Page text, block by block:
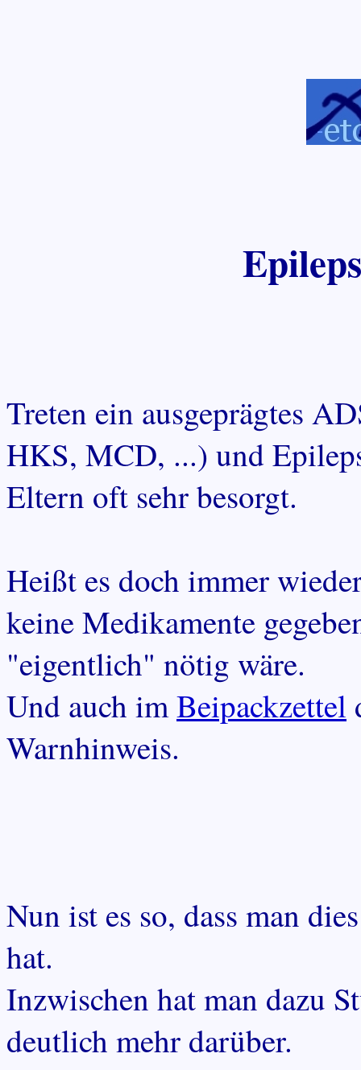
Treten ein ausgeprägtes
HKS, MCD, ...) und
Eltern oft sehr besorgt.
Heißt es doch immer
keine Medikamente
"eigentlich" nötig wäre.
Und auch imBeipackzettel
Warnhinweis.
Nun ist es so, dass man
hat.
Inzwischen hat man dazu
deutlich mehr darüber.